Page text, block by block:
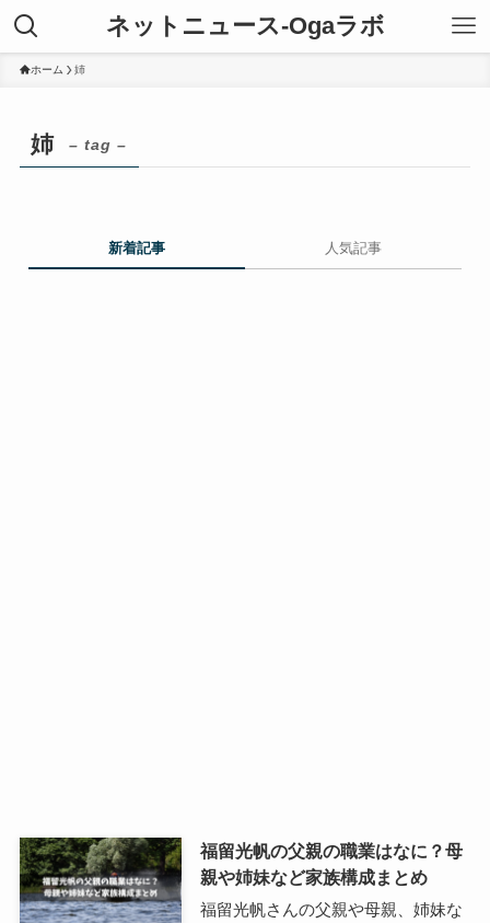
ネットニュース-Ogaラボ
ホーム 姉
姉 – tag –
新着記事 人気記事
福留光帆の父親の職業はなに？母
親や姉妹など家族構成まとめ
福留光帆さんの父親や母親、姉妹な